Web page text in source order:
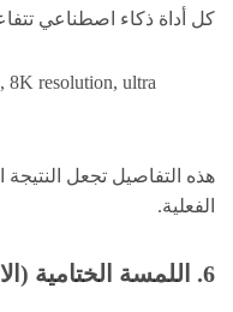
كل أداة ذكاء اصطناعي
8K resolution, ultra
هذه التفاصيل تجعل
الفعلية.
6. اللمسة الختامية